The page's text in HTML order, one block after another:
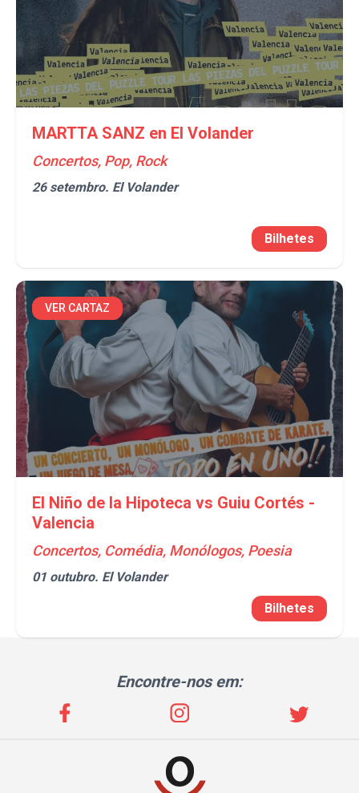
MARTTA SANZ en El Volander
Concertos, Pop, Rock
26 setembro. El Volander
Bilhetes
VER CARTAZ
El Niño de la Hipoteca vs Guiu Cortés -
Valencia
Concertos, Comédia, Monólogos, Poesia
01 outubro. El Volander
Bilhetes
Encontre-nos em: